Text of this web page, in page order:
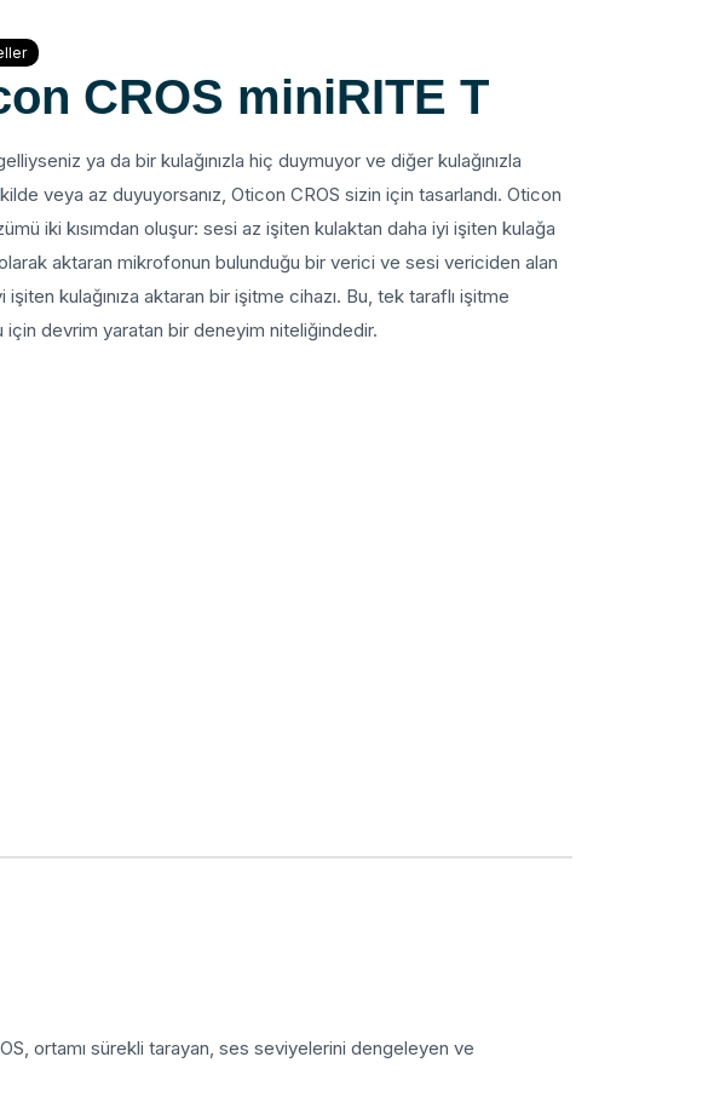
CROS miniRITE T
ya da bir kulağınızla hiç duymuyor ve diğer kulağınızla
veya az duyuyorsanız, Oticon CROS sizin için tasarlandı. Oticon
iki kısımdan oluşur: sesi az işiten kulaktan daha iyi işiten kulağa
aktaran mikrofonun bulunduğu bir verici ve sesi vericiden alan
işiten kulağınıza aktaran bir işitme cihazı. Bu, tek taraflı işitme
için devrim yaratan bir deneyim niteliğindedir.
ortamı sürekli tarayan, ses seviyelerini dengeleyen ve